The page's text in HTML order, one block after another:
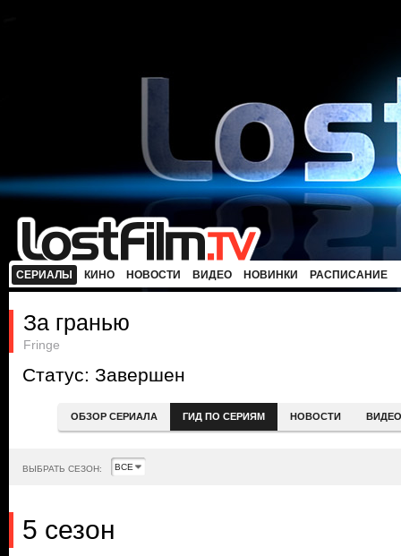
СЕРИАЛЫ КИНО НОВОСТИ ВИДЕО НОВИНКИ РАСПИСАНИЕ
За гранью
Fringe
Статус: Завершен
ОБЗОР СЕРИАЛА ГИД ПО СЕРИЯМ НОВОСТИ ВИДЕО
ВЫБРАТЬ СЕЗОН:
5 сезон